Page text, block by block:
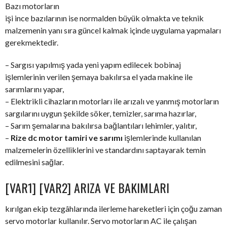
Bazı motorların
işi ince bazılarının ise normalden büyük olmakta ve teknik
malzemenin yanı sıra güncel kalmak içinde uygulama yapmaları
gerekmektedir.
– Sargısı yapılmış yada yeni yapım edilecek bobinaj
işlemlerinin verilen şemaya bakılırsa el yada makine ile
sarımlarını yapar,
– Elektrikli cihazların motorları ile arızalı ve yanmış motorların
sargılarını uygun şekilde söker, temizler, sarıma hazırlar,
– Sarım şemalarına bakılırsa bağlantıları lehimler, yalıtır,
– Rize dc motor tamiri ve sarımı işlemlerinde kullanılan
malzemelerin özelliklerini ve standardını saptayarak temin
edilmesini sağlar.
[VAR1] [VAR2] ARIZA VE BAKIMLARI
kırılgan ekip tezgâhlarında ilerleme hareketleri için çoğu zaman
servo motorlar kullanılır. Servo motorların AC ile çalışan